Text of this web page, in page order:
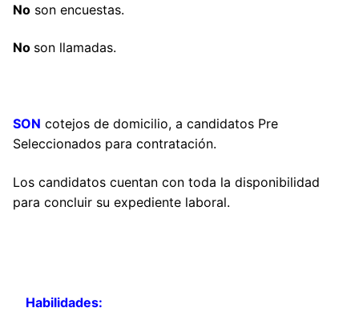
No son encuestas.
No son llamadas.
SON cotejos de domicilio, a candidatos Pre
Seleccionados para contratación.
Los candidatos cuentan con toda la disponibilidad
para concluir su expediente laboral.
Habilidades: